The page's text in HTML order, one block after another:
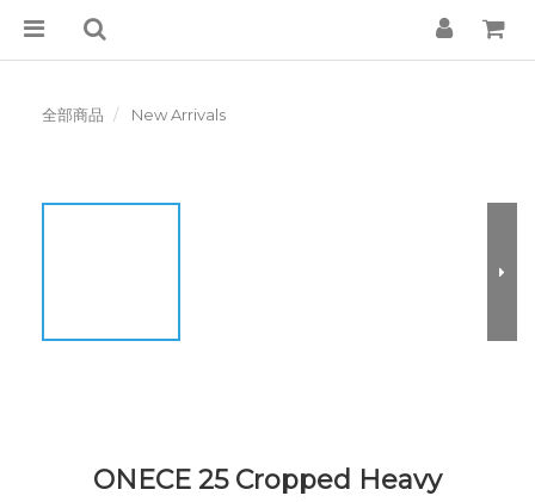
全部商品 New Arrivals
ONECE 25 Cropped Heavy